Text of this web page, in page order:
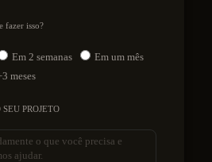
fazer isso?
Em 2 semanas
Em um mês
meses
PROJETO